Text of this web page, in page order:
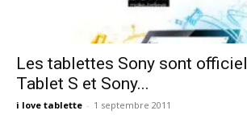
Les tablettes Sony sont
Tablet S et Sony...
i love tablette - 1 septembre 2011